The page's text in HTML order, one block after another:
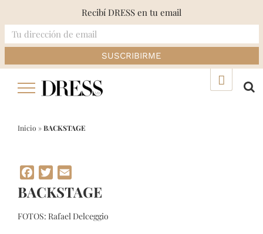
Inicio »BACKSTAGE
Facebook
Twitter
BACKSTAGE
FOTOS: Rafael Delceggio
Recibí DRESS en tu email